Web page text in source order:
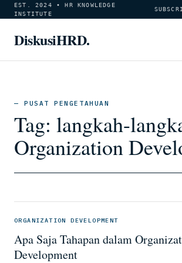
EST. 2024 • HR KNOWLEDGE
INSTITUTE
DiskusiHRD.
— PUSAT PENGETAHUAN
Tag: langkah-
Organization
ORGANIZATION DEVELOPMENT
Apa Saja Tahapan dalam
Development